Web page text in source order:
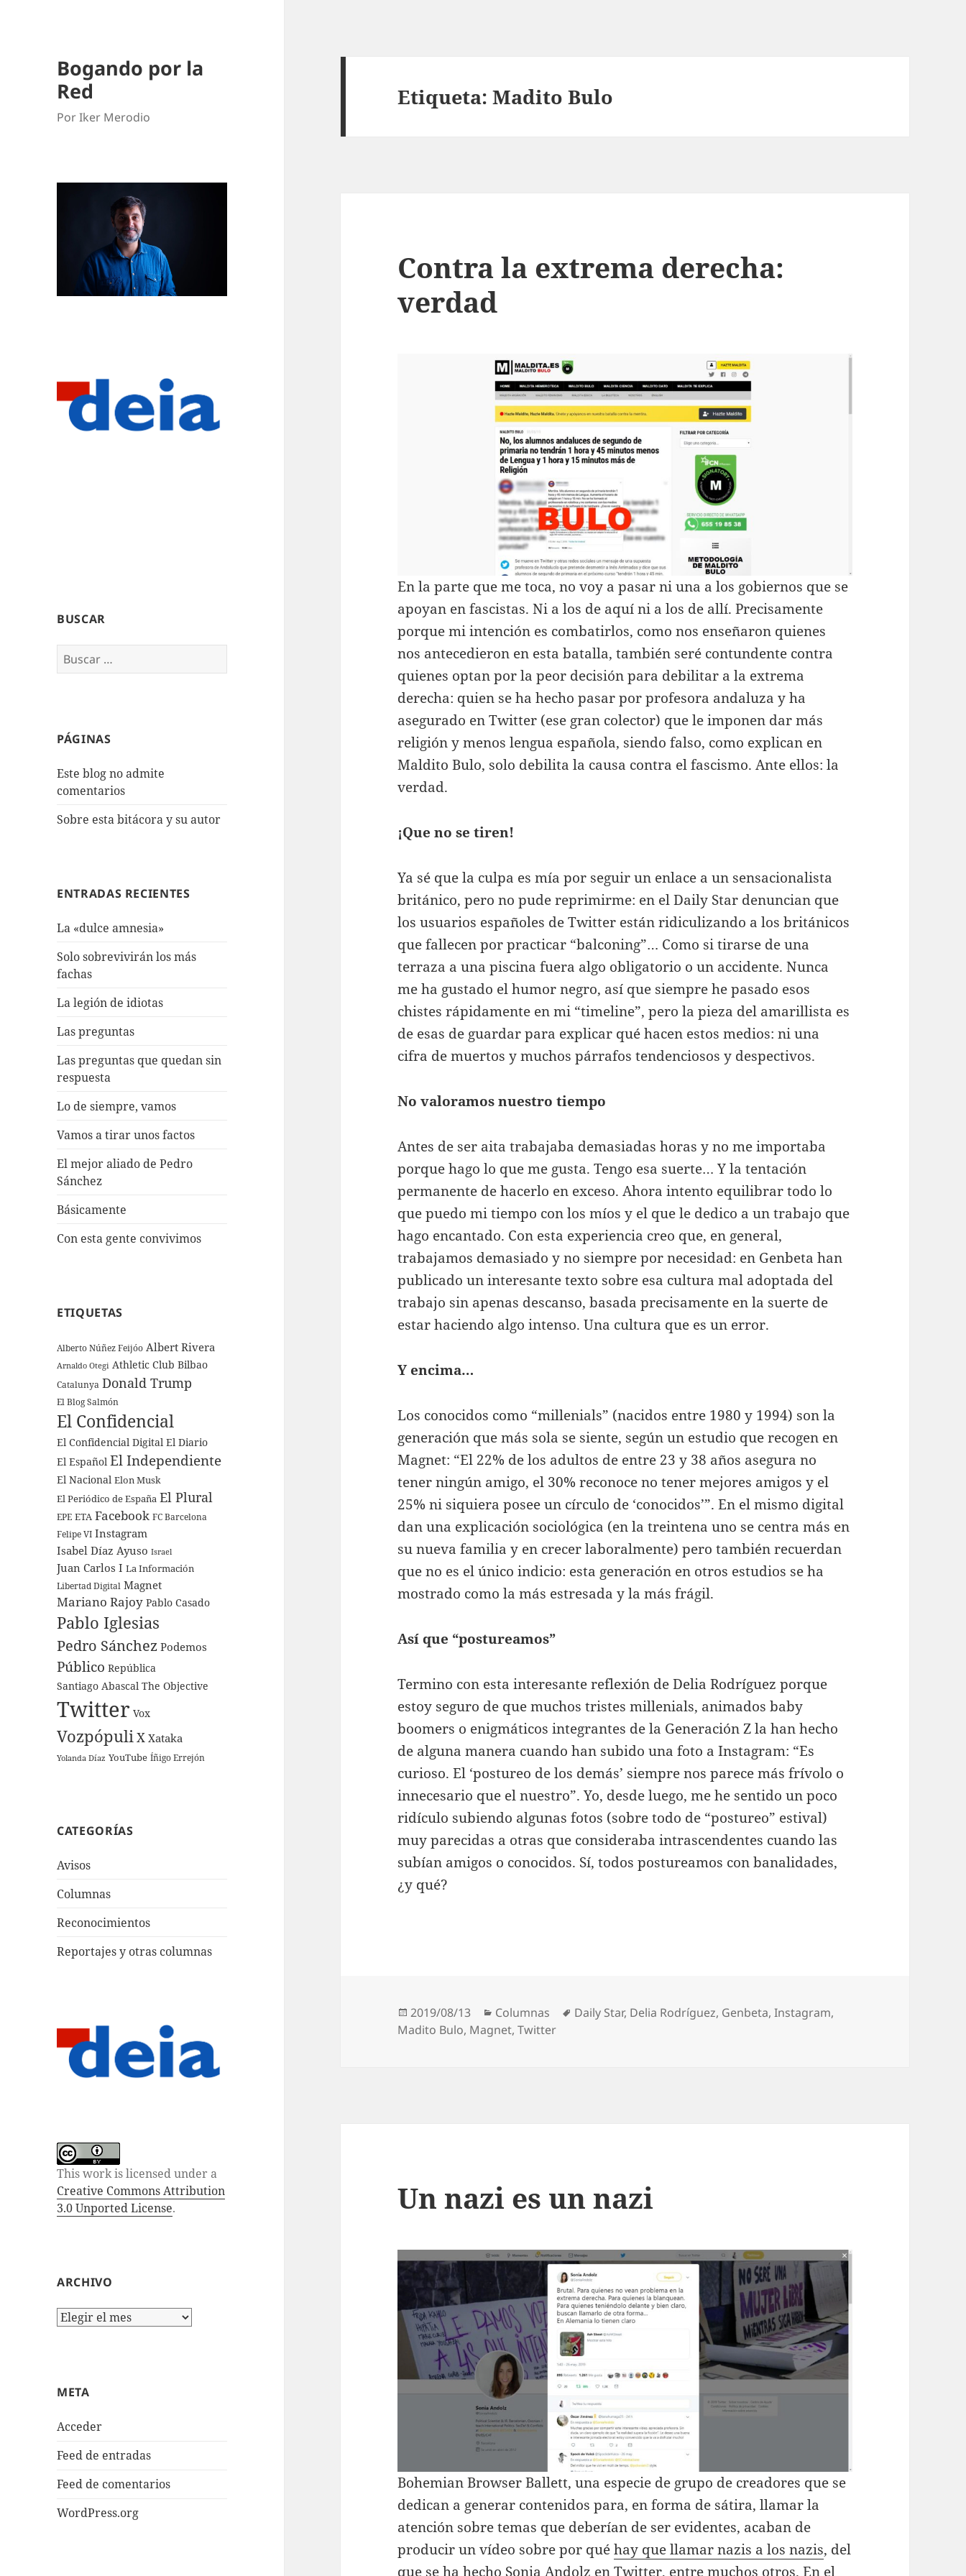
Bogando por la
Red
Por Iker Merodio
BUSCAR
Buscar:
PÁGINAS
Este blog no admite
comentarios
Sobre esta bitácora y su autor
ENTRADAS RECIENTES
La «dulce amnesia»
Solo sobrevivirán los más
fachas
La legión de idiotas
Las preguntas
Las preguntas que quedan sin
respuesta
Lo de siempre, vamos
Vamos a tirar unos factos
El mejor aliado de Pedro
Sánchez
Básicamente
Con esta gente convivimos
ETIQUETAS
Alberto Núñez Feijóo Albert Rivera
Arnaldo Otegi Athletic Club Bilbao
Catalunya Donald Trump
El Blog Salmón
El Confidencial
El Confidencial Digital El Diario
El Español El Independiente
El Nacional Elon Musk
El Periódico de España El Plural
EPE ETA Facebook FC Barcelona
Felipe VI Instagram
Isabel Díaz Ayuso Israel
Juan Carlos I La Información
Libertad Digital Magnet
Mariano Rajoy Pablo Casado
Pablo Iglesias
Pedro Sánchez Podemos
Público República
Santiago Abascal The Objective
Twitter Vox
Vozpópuli X Xataka
Yolanda Díaz YouTube Íñigo Errejón
CATEGORÍAS
Avisos
Columnas
Reconocimientos
Reportajes y otras columnas
This work is licensed under a
Creative Commons Attribution
3.0 Unported License.
ARCHIVO
Archivo
META
Acceder
Feed de entradas
Feed de comentarios
WordPress.org
Etiqueta:Madito Bulo
Contra la extrema derecha:
verdad
En la parte que me toca, no voy a pasar ni una a los gobiernos que se
apoyan en fascistas. Ni a los de aquí ni a los de allí. Precisamente
porque mi intención es combatirlos, como nos enseñaron quienes
nos antecedieron en esta batalla, también seré contundente contra
quienes optan por la peor decisión para debilitar a la extrema
derecha: quien se ha hecho pasar por profesora andaluza y ha
asegurado en Twitter (ese gran colector) que le imponen dar más
religión y menos lengua española, siendo falso, como explican en
Maldito Bulo, solo debilita la causa contra el fascismo. Ante ellos: la
verdad.
¡Que no se tiren!
Ya sé que la culpa es mía por seguir un enlace a un sensacionalista
británico, pero no pude reprimirme: en el Daily Star denuncian que
los usuarios españoles de Twitter están ridiculizando a los británicos
que fallecen por practicar “balconing”… Como si tirarse de una
terraza a una piscina fuera algo obligatorio o un accidente. Nunca
me ha gustado el humor negro, así que siempre he pasado esos
chistes rápidamente en mi “timeline”, pero la pieza del amarillista es
de esas de guardar para explicar qué hacen estos medios: ni una
cifra de muertos y muchos párrafos tendenciosos y despectivos.
No valoramos nuestro tiempo
Antes de ser aita trabajaba demasiadas horas y no me importaba
porque hago lo que me gusta. Tengo esa suerte… Y la tentación
permanente de hacerlo en exceso. Ahora intento equilibrar todo lo
que puedo mi tiempo con los míos y el que le dedico a un trabajo que
hago encantado. Con esta experiencia creo que, en general,
trabajamos demasiado y no siempre por necesidad: en Genbeta han
publicado un interesante texto sobre esa cultura mal adoptada del
trabajo sin apenas descanso, basada precisamente en la suerte de
estar haciendo algo intenso. Una cultura que es un error.
Y encima…
Los conocidos como “millenials” (nacidos entre 1980 y 1994) son la
generación que más sola se siente, según un estudio que recogen en
Magnet: “El 22% de los adultos de entre 23 y 38 años asegura no
tener ningún amigo, el 30% reconoce no tener mejores amigos y el
25% ni siquiera posee un círculo de ‘conocidos’”. En el mismo digital
dan una explicación sociológica (en la treintena uno se centra más en
su nueva familia y en crecer laboralmente) pero también recuerdan
que no es el único indicio: esta generación en otros estudios se ha
mostrado como la más estresada y la más frágil.
Así que “postureamos”
Termino con esta interesante reflexión de Delia Rodríguez porque
estoy seguro de que muchos tristes millenials, animados baby
boomers o enigmáticos integrantes de la Generación Z la han hecho
de alguna manera cuando han subido una foto a Instagram: “Es
curioso. El ‘postureo de los demás’ siempre nos parece más frívolo o
innecesario que el nuestro”. Yo, desde luego, me he sentido un poco
ridículo subiendo algunas fotos (sobre todo de “postureo” estival)
muy parecidas a otras que consideraba intrascendentes cuando las
subían amigos o conocidos. Sí, todos postureamos con banalidades,
¿y qué?
Publicado
el
2019/08/13 Categorías
Columnas Etiquetas
Daily Star, Delia Rodríguez, Genbeta,Instagram,
Madito Bulo, Magnet,Twitter
Un nazi es un nazi
Bohemian Browser Ballett, una especie de grupo de creadores que se
dedican a generar contenidos para, en forma de sátira, llamar la
atención sobre temas que deberían de ser evidentes, acaban de
producir un vídeo sobre por quéhay que llamar nazis a los nazis, del
que se ha hecho Sonia Andolz en Twitter, entre muchos otros. En el